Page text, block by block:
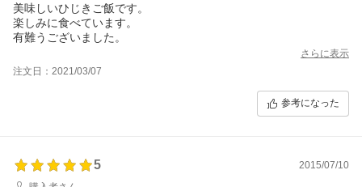
美味しいひじきご飯です。
楽しみに食べています。
有難うございました。
さらに表示
注文日：2021/03/07
参考になった
5
2015/07/10